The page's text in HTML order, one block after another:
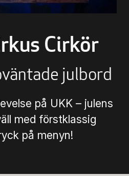
Cirkör
julbord
på UKK – julens
med förstklassig
på menyn!